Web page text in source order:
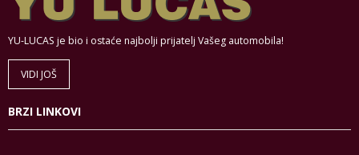
YU-LUCAS je bio i ostaće najbolji prijatelj Vašeg automobila!
VIDI JOŠ
BRZI LINKOVI